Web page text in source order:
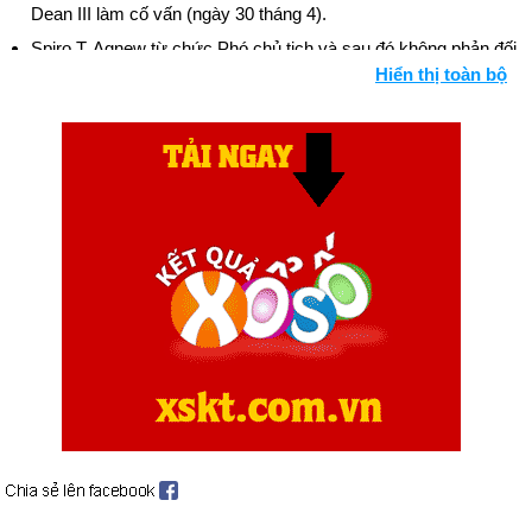
Dean III làm cố vấn (ngày 30 tháng 4).
Spiro T. Agnew từ chức Phó chủ tịch và sau đó không phản đối
tội trốn thuế thu nhập trong thời gian Thống đốc Maryland
Trong "Thảm sát đêm thứ bảy", Nixon sa thải công tố viên đặc
biệt của Watergate, Archibald Cox và Phó Tổng chưởng lý
William D. Ruckelshaus; Bộ trưởng Tư pháp Elliot L.
Richardson từ chức (ngày 20 tháng 10).
Tòa án tối cao Hoa Kỳ đưa ra phán quyết đối với Roe v. Wade.
Ngày sinh Alex Borstein (15-2) trong lịch sử
Ngày 15-2 năm 1764:Thành phố St. Louis được thành lập.
Ngày 15-2 năm 1879:Tổng thống Rutherford Hayes đã ký dự
Ngày 15-2 năm 1898:
Hiển thị toàn bộ